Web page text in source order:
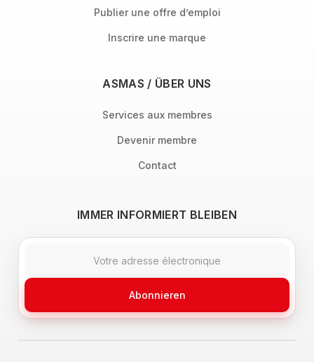
Publier une offre d’emploi
Inscrire une marque
ASMAS / ÜBER UNS
Services aux membres
Devenir membre
Contact
IMMER INFORMIERT BLEIBEN
Abonnieren